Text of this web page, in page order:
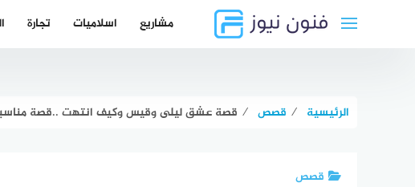
مشاريع اسلاميات تجارة
الرئيسية ⁄ قصص ⁄ قصة عشق ليلى وقيس وكيف انتهت ..قصة
قصص